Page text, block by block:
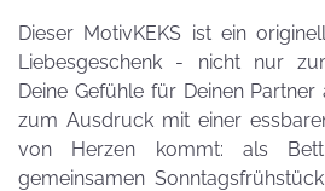
Dieser MotivKEKS ist ein
Liebesgeschenk - nicht nur
Deine Gefühle für Deinen
zum Ausdruck mit einer
von Herzen kommt: als
gemeinsamen